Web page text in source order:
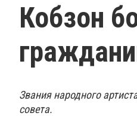
Кобзон
Звания народного
совета.